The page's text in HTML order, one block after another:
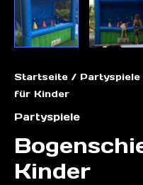
Startseite / Partyspiele
für Kinder
Partyspiele
Kinder